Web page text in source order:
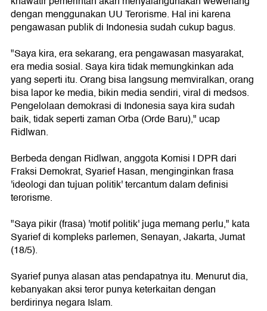
dengan menggunakan UU Terorisme. Hal ini karena
pengawasan publik di Indonesia sudah cukup bagus.
"Saya kira, era sekarang, era pengawasan masyarakat,
era media sosial. Saya kira tidak memungkinkan ada
yang seperti itu. Orang bisa langsung memviralkan, orang
bisa lapor ke media, bikin media sendiri, viral di medsos.
Pengelolaan demokrasi di Indonesia saya kira sudah
baik, tidak seperti zaman Orba (Orde Baru)," ucap
Ridlwan.
Berbeda dengan Ridlwan, anggota Komisi I DPR dari
Fraksi Demokrat, Syarief Hasan, menginginkan frasa
'ideologi dan tujuan politik' tercantum dalam definisi
terorisme.
"Saya pikir (frasa) 'motif politik' juga memang perlu," kata
Syarief di kompleks parlemen, Senayan, Jakarta, Jumat
(18/5).
Syarief punya alasan atas pendapatnya itu. Menurut dia,
kebanyakan aksi teror punya keterkaitan dengan
berdirinya negara Islam.